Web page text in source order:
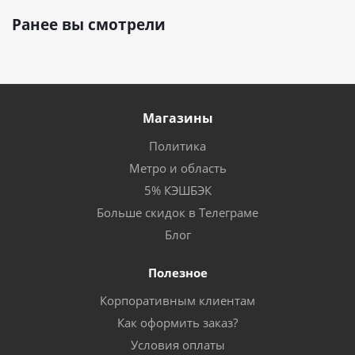
Ранее вы смотрели
Магазины
Политика
Метро и область
5% КЭШБЭК
Больше скидок в Телеграме
Блог
Полезное
Корпоративным клиентам
Как оформить заказ?
Условия оплаты